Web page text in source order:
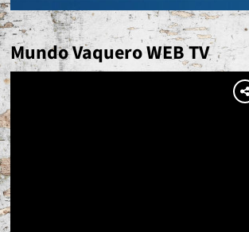
Mundo Vaquero WEB TV